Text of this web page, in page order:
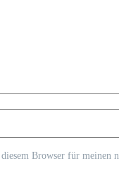
Browser für meinen